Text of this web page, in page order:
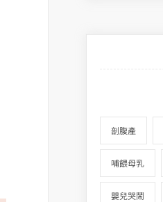
剖腹產
哺餵母乳
嬰兒哭鬧